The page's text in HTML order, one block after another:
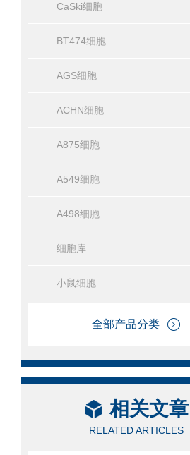
CaSki细胞
BT474细胞
AGS细胞
ACHN细胞
A875细胞
A549细胞
A498细胞
细胞库
小鼠细胞
全部产品分类
相关文章
RELATED ARTICLES